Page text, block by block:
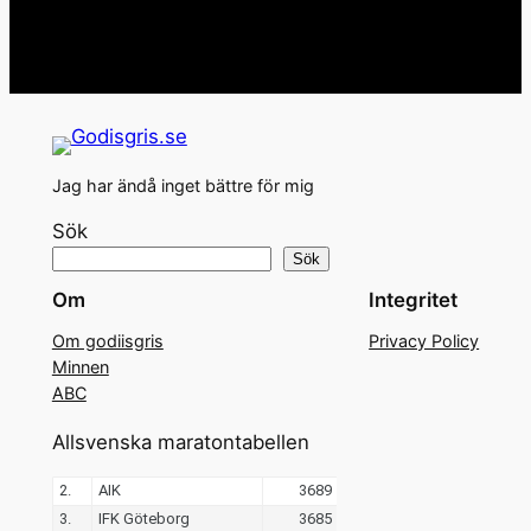
Jag har ändå inget bättre för mig
Sök
Sök
Om
Om godiisgris
Minnen
ABC
Integritet
Privacy Policy
Allsvenska maratontabellen